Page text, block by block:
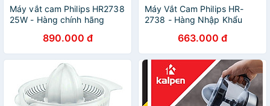
Máy vắt cam Philips HR2738
25W - Hàng chính hãng
890.000 đ
Máy Vắt Cam Philips HR-
2738 - Hàng Nhập Khẩu
663.000 đ